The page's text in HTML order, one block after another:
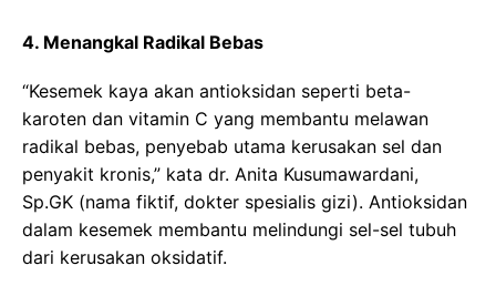
4. Menangkal Radikal Bebas
“Kesemek kaya akan antioksidan seperti beta-
karoten dan vitamin C yang membantu melawan
radikal bebas, penyebab utama kerusakan sel dan
penyakit kronis,” kata dr. Anita Kusumawardani,
Sp.GK (nama fiktif, dokter spesialis gizi). Antioksidan
dalam kesemek membantu melindungi sel-sel tubuh
dari kerusakan oksidatif.